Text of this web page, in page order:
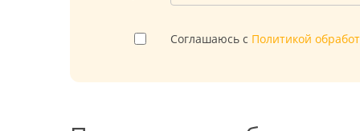
Соглашаюсь с Политикой